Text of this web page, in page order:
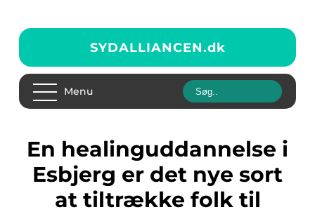
SYDALLIANCEN.dk
Menu
En healinguddannelse i
Esbjerg er det nye sort
at tiltrække folk til